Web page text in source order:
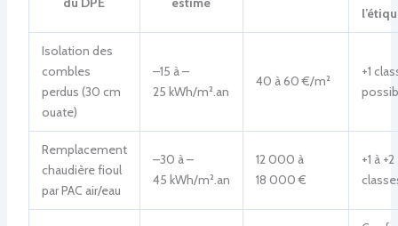
Isolation des
combles
perdus (30 cm
ouate)
–15 à –
25 kWh/m².an
40 à 60 €/m²
+1
Remplacement
chaudière fioul
par PAC air/eau
–30 à –
45 kWh/m².an
12 000 à
18 000 €
+1 à +2